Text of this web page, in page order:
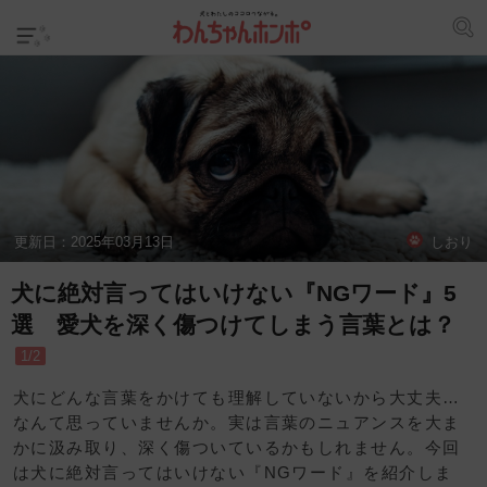
更新日： 2025年03月13日 しおり
犬に絶対言ってはいけない『NGワード』5
選 愛犬を深く傷つけてしまう言葉とは？
1/2
犬にどんな言葉をかけても理解していないから大丈夫…
なんて思っていませんか。実は言葉のニュアンスを大ま
かに汲み取り、深く傷ついているかもしれません。今回
は犬に絶対言ってはいけない『NGワード』を紹介しま